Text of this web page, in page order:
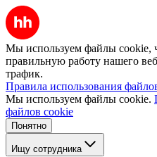
Мы используем файлы cookie,
правильную работу нашего
трафик.
Правила использования
Мы используем файлы cookie.
файлов cookie
Понятно
Ищу сотрудника